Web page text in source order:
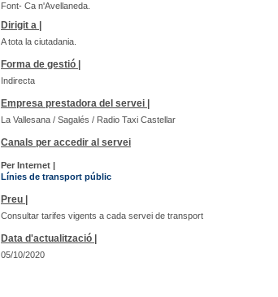
Font- Ca n'Avellaneda.
Dirigit a |
A tota la ciutadania.
Forma de gestió |
Indirecta
Empresa prestadora del servei |
La Vallesana / Sagalés / Radio Taxi Castellar
Canals per accedir al servei
Per Internet |
Línies de transport públic
Preu |
Consultar tarifes vigents a cada servei de transport
Data d'actualització |
05/10/2020